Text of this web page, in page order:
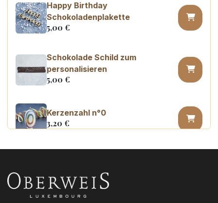
Happy Birthday
Schokoladenplakette
5,00 €
Schokolade Schild zum
personalisieren
5,00 €
Kerzenzahl n°0
3,20 €
Kerzenzahl n°2